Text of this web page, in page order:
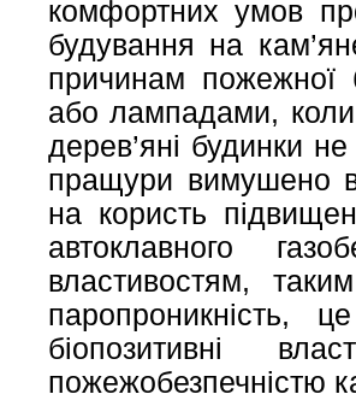
комфортних умов
будування на
причинам пожежної
або лампадами,
дерев’яні будинки
пращури вимушено
на користь
автоклавного
властивостям,
паропроникність,
біопозитивні
пожежобезпечністю